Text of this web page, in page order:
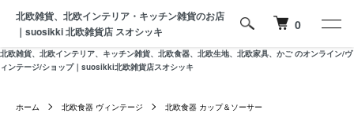
北欧雑貨、北欧インテリア、キッチン雑貨、北欧食器、北欧生地、北欧家具、かご のオンライン/ヴ
ィンテージ/ショップ｜suosikki北欧雑貨店スオシッキ
北欧雑貨、北欧インテリア・キッチン雑貨のお店
｜suosikki 北欧雑貨店 スオシッキ
0
ホーム 北欧食器 ヴィンテージ 北欧食器 カップ＆ソーサー